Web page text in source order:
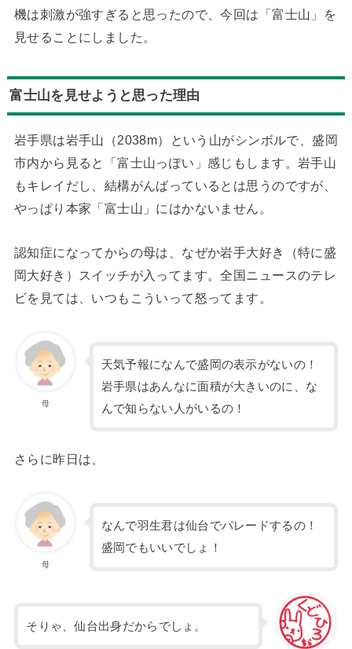
機は刺激が強すぎると思ったので、今回は「富士山」を
見せることにしました。
富士山を見せようと思った理由
岩手県は岩手山（2038m）という山がシンボルで、盛岡
市内から見ると「富士山っぽい」感じもします。岩手山
もキレイだし、結構がんばっているとは思うのですが、
やっぱり本家「富士山」にはかないません。
認知症になってからの母は、なぜか岩手大好き（特に盛
岡大好き）スイッチが入ってます。全国ニュースのテレ
ビを見ては、いつもこういって怒ってます。
母
天気予報になんで盛岡の表示がないの！
岩手県はあんなに面積が大きいのに、な
んで知らない人がいるの！
さらに昨日は、
母
なんで羽生君は仙台でパレードするの！
盛岡でもいいでしょ！
そりゃ、仙台出身だからでしょ。